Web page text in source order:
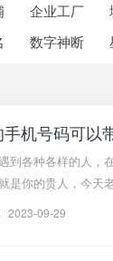
企业工厂
数字神断
机号码可以
到各种各样的人，
是你的贵人，今天
2023-09-29